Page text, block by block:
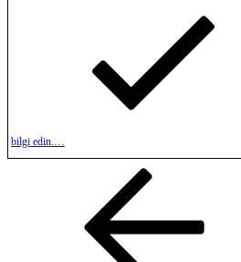
bilgi edin.…